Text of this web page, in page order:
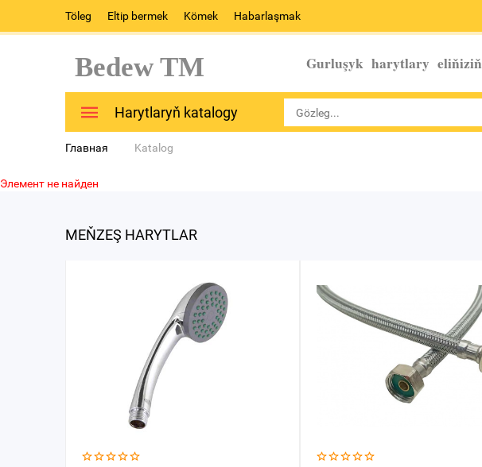
Töleg Eltip bermek Kömek Habarlaşmak
Bedew TM Gurluşyk harytlary eliňiziň
Harytlaryň katalogy
Главная Katalog
Элемент не найден
MEŇZEŞ HARYTLAR